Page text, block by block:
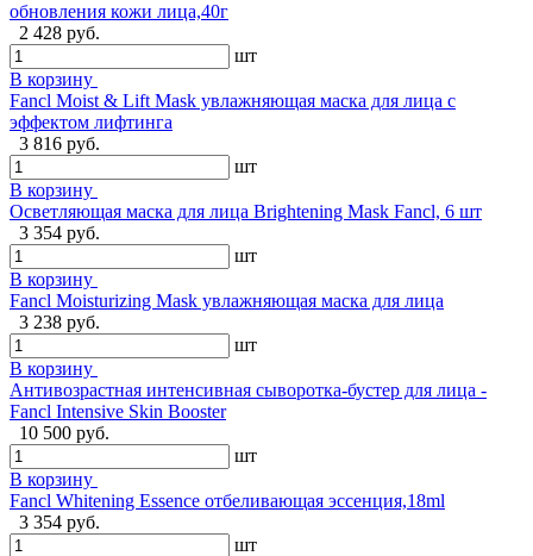
обновления кожи лица,40г
2 428 руб.
шт
В корзину
Fancl Moist & Lift Mask увлажняющая маска для лица с
эффектом лифтинга
3 816 руб.
шт
В корзину
Осветляющая маска для лица Brightening Mask Fancl, 6 шт
3 354 руб.
шт
В корзину
Fancl Moisturizing Mask увлажняющая маска для лица
3 238 руб.
шт
В корзину
Антивозрастная интенсивная сыворотка-бустер для лица -
Fancl Intensive Skin Booster
10 500 руб.
шт
В корзину
Fancl Whitening Essence отбеливающая эссенция,18ml
3 354 руб.
шт